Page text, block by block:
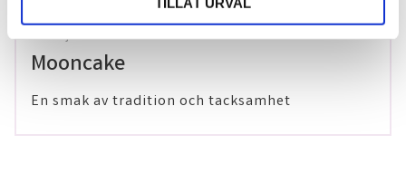
29 maj 2024
Mooncake
En smak av tradition och tacksamhet